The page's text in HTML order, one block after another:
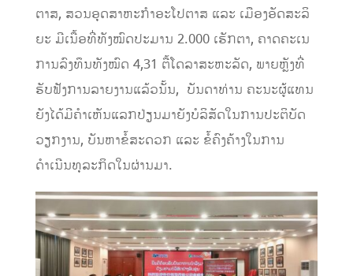
ຕາສ, ສວນອຸດສາຫະກຳອະໂປຕາສ ແລະ ເມືອງອັດສະລິ
ຍະ ມີເນື້ອທີ່ທັງໝົດປະມານ 2.000 ເຮັກຕາ, ຄາດຄະເນ
ການລົງທຶນທັງໝົດ 4,31 ຕື້ໂດລາສະຫະລັດ, ພາຍຫຼັງທີ່
ຮັບຟັງການລາຍງານແລ້ວນັ້ນ, ບັນດາທ່ານ ຄະນະຜູ້ແທນ
ຍັງໄດ້ມີຄໍາເຫັນແລກປ່ຽນມາຍັງບໍລິສັດໃນການປະຕິບັດ
ວຽກງານ, ບັນຫາຂໍ້ສະດວກ ແລະ ຂໍ້ຄົງຄ້າງໃນການ
ດຳເນີນທຸລະກິດໃນຜ່ານມາ.